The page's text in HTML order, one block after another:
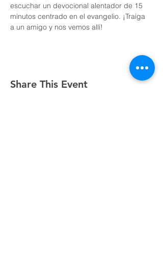
escuchar un devocional alentador de 15
minutos centrado en el evangelio. ¡Traiga
a un amigo y nos vemos allí!
Share This Event